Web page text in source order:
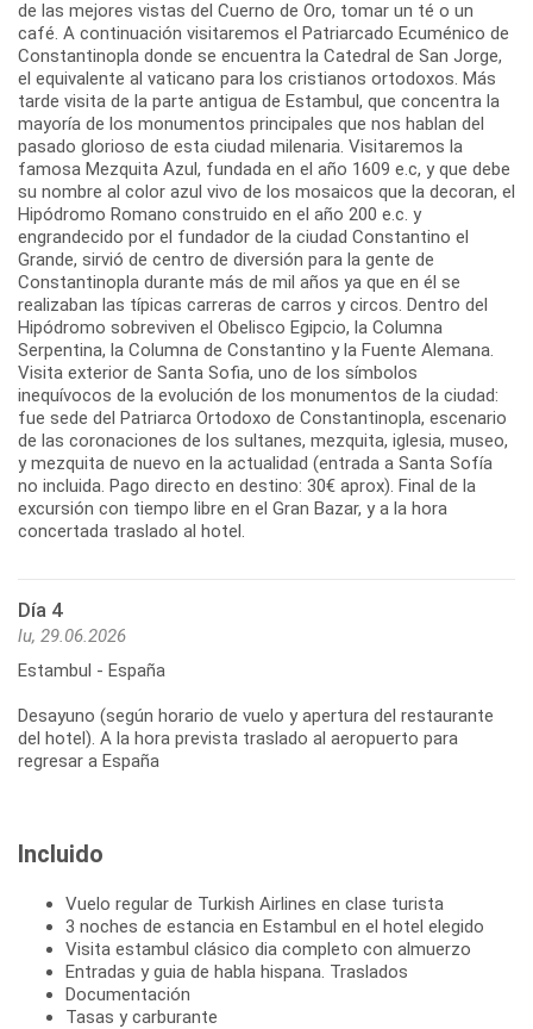
de las mejores vistas del Cuerno de Oro, tomar un té o un
café. A continuación visitaremos el Patriarcado Ecuménico de
Constantinopla donde se encuentra la Catedral de San Jorge,
el equivalente al vaticano para los cristianos ortodoxos. Más
tarde visita de la parte antigua de Estambul, que concentra la
mayoría de los monumentos principales que nos hablan del
pasado glorioso de esta ciudad milenaria. Visitaremos la
famosa Mezquita Azul, fundada en el año 1609 e.c, y que debe
su nombre al color azul vivo de los mosaicos que la decoran, el
Hipódromo Romano construido en el año 200 e.c. y
engrandecido por el fundador de la ciudad Constantino el
Grande, sirvió de centro de diversión para la gente de
Constantinopla durante más de mil años ya que en él se
realizaban las típicas carreras de carros y circos. Dentro del
Hipódromo sobreviven el Obelisco Egipcio, la Columna
Serpentina, la Columna de Constantino y la Fuente Alemana.
Visita exterior de Santa Sofia, uno de los símbolos
inequívocos de la evolución de los monumentos de la ciudad:
fue sede del Patriarca Ortodoxo de Constantinopla, escenario
de las coronaciones de los sultanes, mezquita, iglesia, museo,
y mezquita de nuevo en la actualidad (entrada a Santa Sofía
no incluida. Pago directo en destino: 30€ aprox). Final de la
excursión con tiempo libre en el Gran Bazar, y a la hora
concertada traslado al hotel.
Día 4
lu, 29.06.2026
Estambul - España
Desayuno (según horario de vuelo y apertura del restaurante
del hotel). A la hora prevista traslado al aeropuerto para
regresar a España
Incluido
Vuelo regular de Turkish Airlines en clase turista
3 noches de estancia en Estambul en el hotel elegido
Visita estambul clásico dia completo con almuerzo
Entradas y guia de habla hispana. Traslados
Documentación
Tasas y carburante